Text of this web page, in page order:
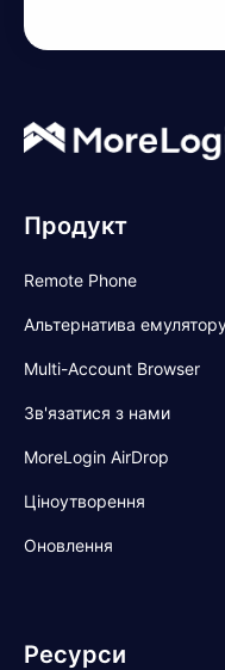
Продукт
Remote Phone
Альтернатива
Multi-Account Browser
Зв'язатися з нами
MoreLogin AirDrop
Ціноутворення
Оновлення
Ресурси